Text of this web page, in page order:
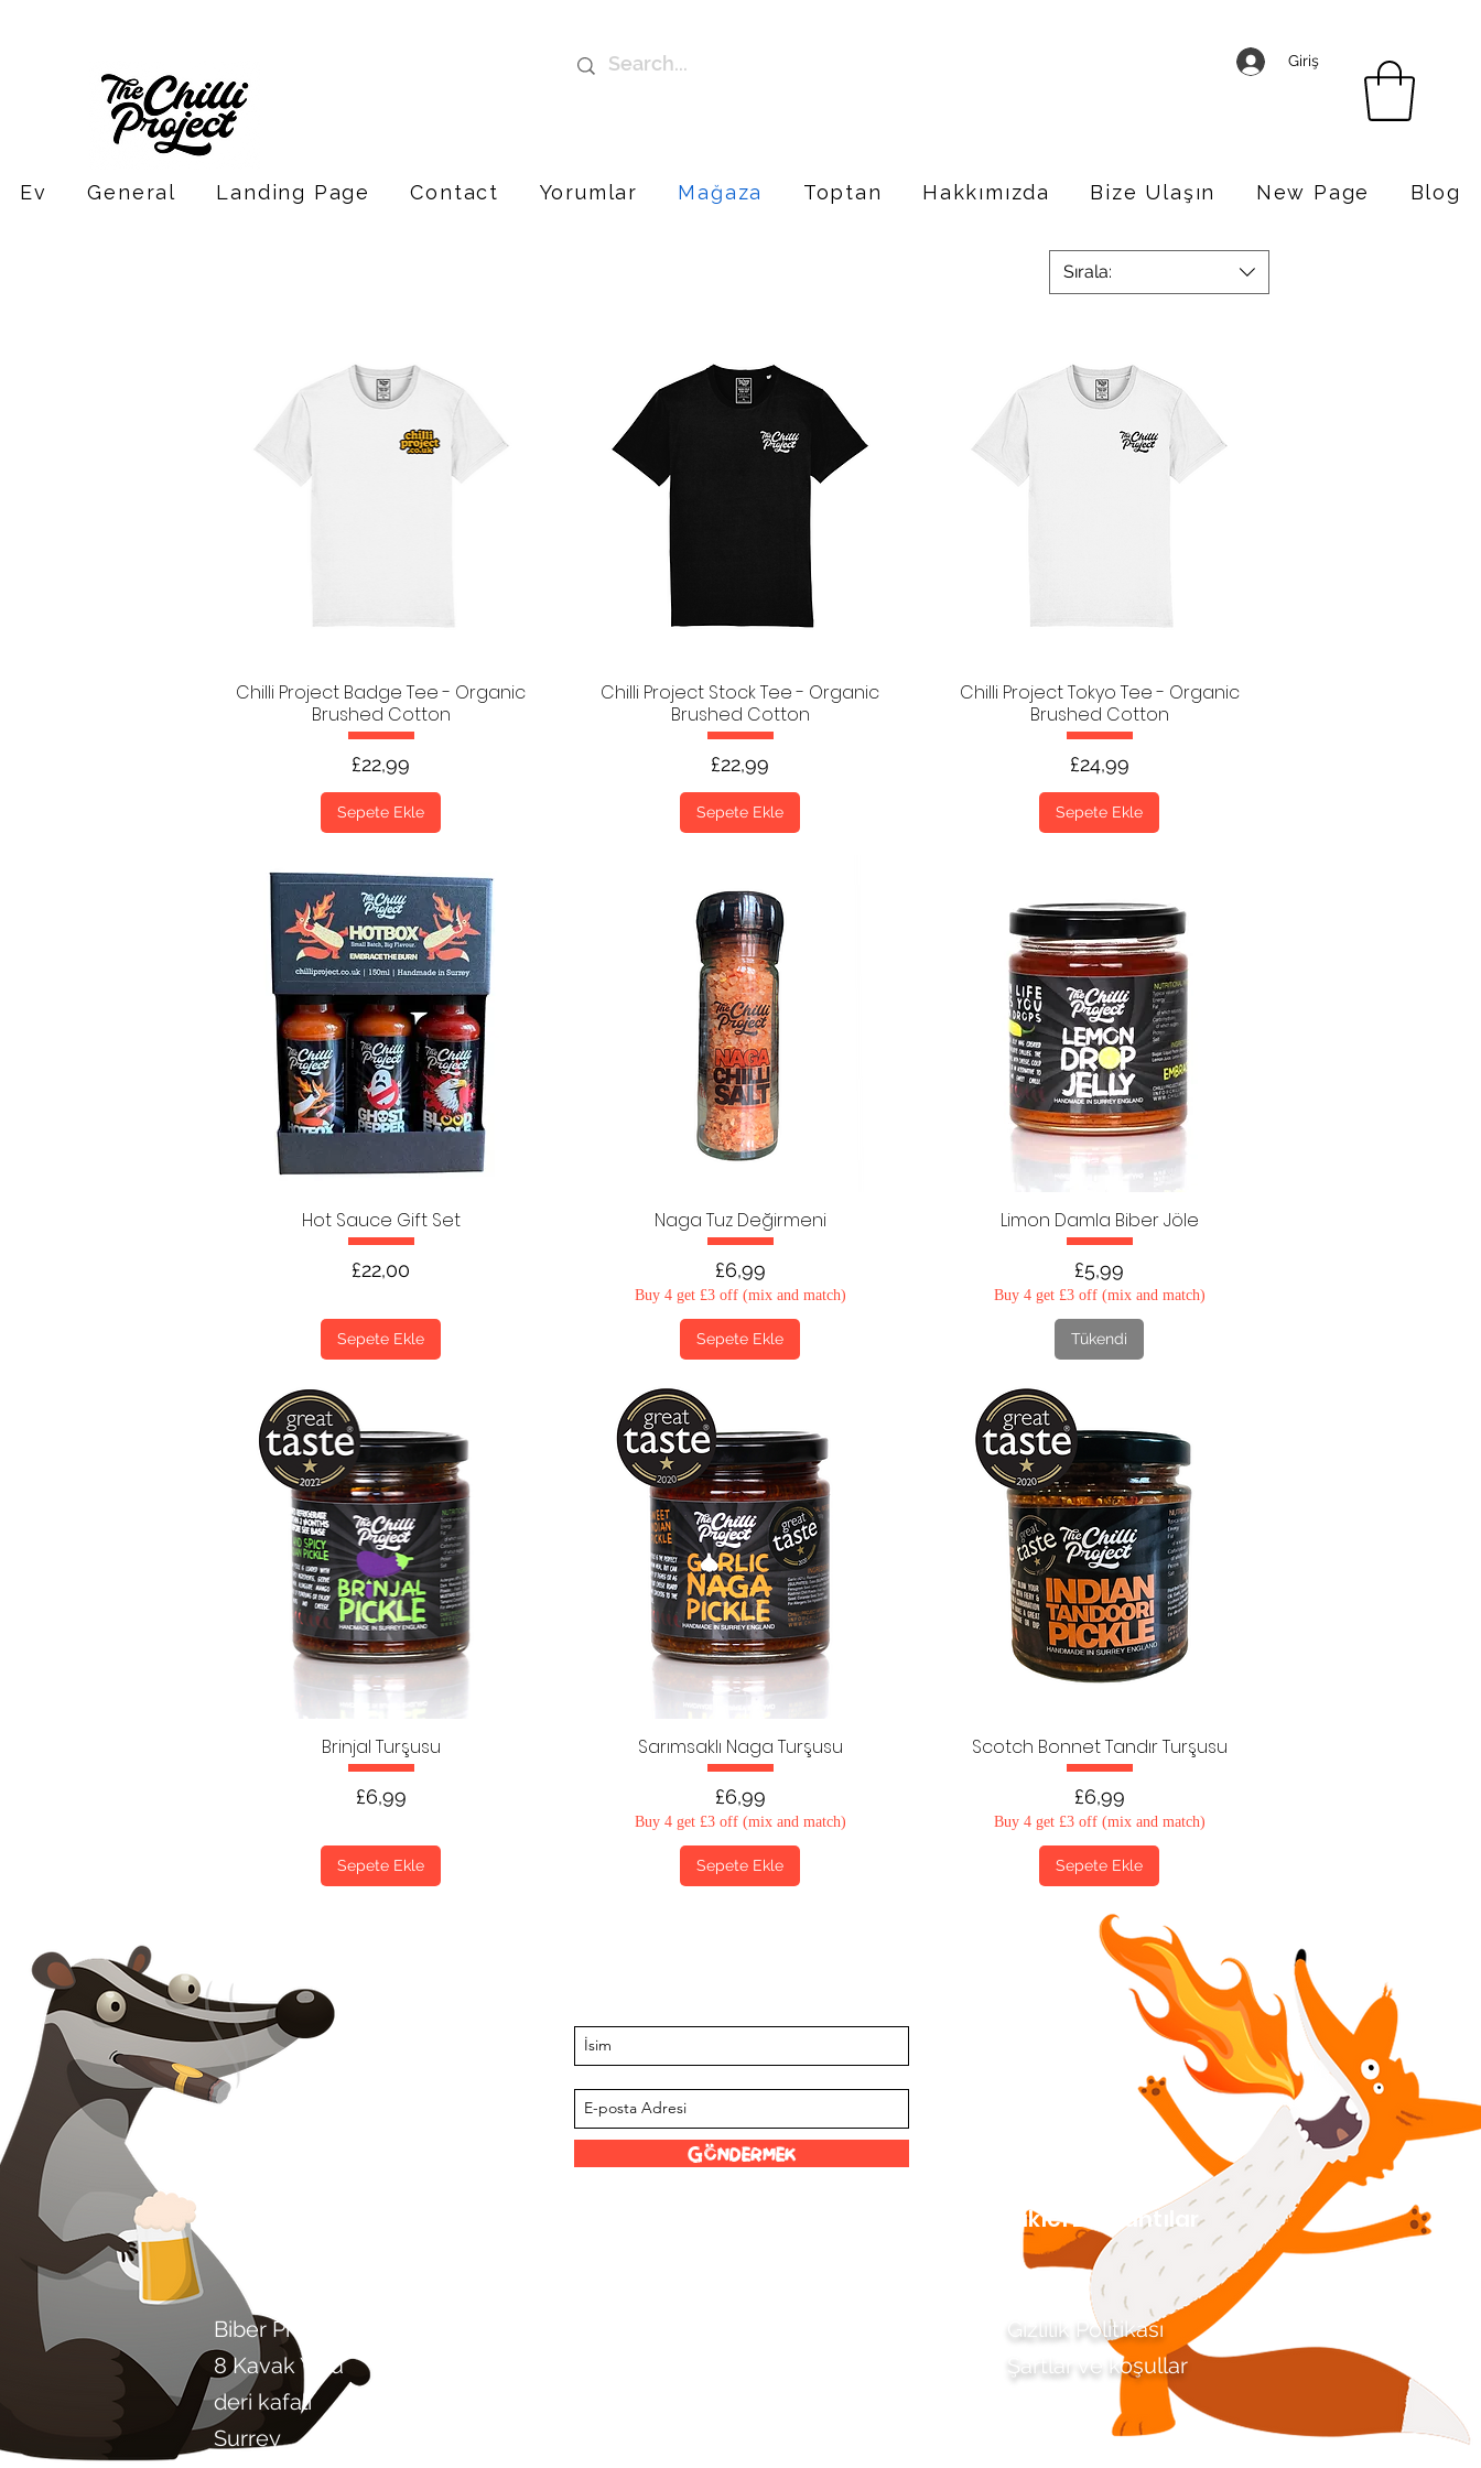
Giriş
Ev General Landing Page Contact Yorumlar Mağaza Toptan Hakkımızda Bize Ulaşın New Page Blog
Sırala:
Chilli Project Badge Tee - Organic
Brushed Cotton
Fiyat
£22,99
Sepete Ekle
Chilli Project Stock Tee - Organic
Brushed Cotton
Fiyat
£22,99
Sepete Ekle
Chilli Project Tokyo Tee - Organic
Brushed Cotton
Fiyat
£24,99
Sepete Ekle
Hot Sauce Gift Set
Fiyat
£22,00
Sepete Ekle
Naga Tuz Değirmeni
Fiyat
£6,99
Buy 4 get £3 off (mix and match)
Sepete Ekle
Limon Damla Biber Jöle
Fiyat
£5,99
Buy 4 get £3 off (mix and match)
Tükendi
Brinjal Turşusu
Fiyat
£6,99
Sepete Ekle
Sarımsaklı Naga Turşusu
Fiyat
£6,99
Buy 4 get £3 off (mix and match)
Sepete Ekle
Scotch Bonnet Tandır Turşusu
Fiyat
£6,99
Buy 4 get £3 off (mix and match)
Sepete Ekle
Göndermek
Sıkıcı Bağlantılar
Biber Projesi Artisan Foods Limited
8 Kavak Yolu
deri kafalı
Surrey
Gizlilik Politikası
Şartlar ve koşullar